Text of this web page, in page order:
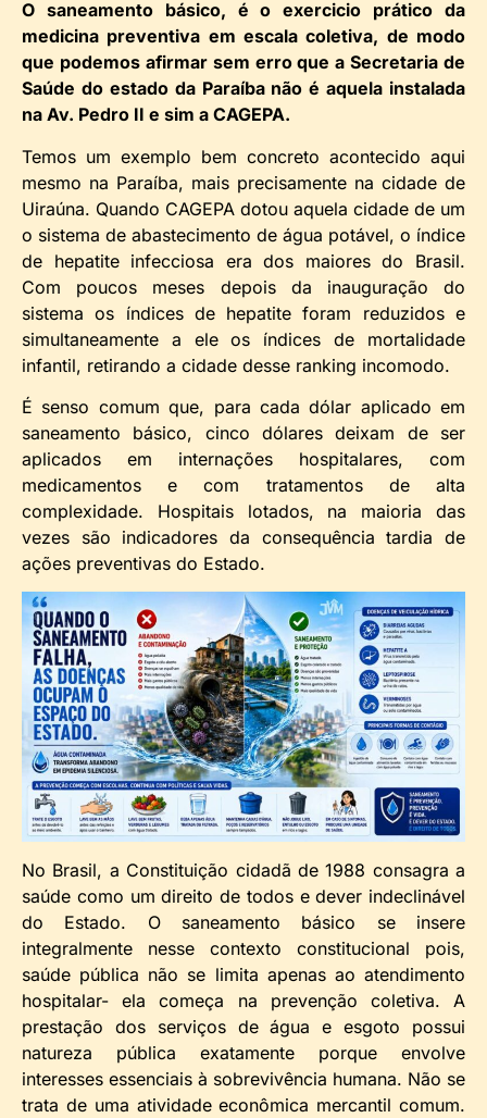
O saneamento básico, é o exercicio prático da
medicina preventiva em escala coletiva, de modo
que podemos afirmar sem erro que a Secretaria de
Saúde do estado da Paraíba não é aquela instalada
na Av. Pedro II e sim a CAGEPA.
Temos um exemplo bem concreto acontecido aqui
mesmo na Paraíba, mais precisamente na cidade de
Uiraúna. Quando CAGEPA dotou aquela cidade de um
o sistema de abastecimento de água potável, o índice
de hepatite infecciosa era dos maiores do Brasil.
Com poucos meses depois da inauguração do
sistema os índices de hepatite foram reduzidos e
simultaneamente a ele os índices de mortalidade
infantil, retirando a cidade desse ranking incomodo.
É senso comum que, para cada dólar aplicado em
saneamento básico, cinco dólares deixam de ser
aplicados em internações hospitalares, com
medicamentos e com tratamentos de alta
complexidade. Hospitais lotados, na maioria das
vezes são indicadores da consequência tardia de
ações preventivas do Estado.
No Brasil, a Constituição cidadã de 1988 consagra a
saúde como um direito de todos e dever indeclinável
do Estado. O saneamento básico se insere
integralmente nesse contexto constitucional pois,
saúde pública não se limita apenas ao atendimento
hospitalar- ela começa na prevenção coletiva. A
prestação dos serviços de água e esgoto possui
natureza pública exatamente porque envolve
interesses essenciais à sobrevivência humana. Não se
trata de uma atividade econômica mercantil comum.